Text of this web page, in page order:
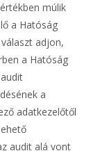
múlik
a Hatóság
adjon,
a Hatóság
a
adatkezelőtől
audit alá vont